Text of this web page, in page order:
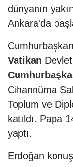
dünyanın
Ankara'da
Vatikan
Cihannüma
Toplum ve
katıldı. Papa
yaptı.
Erdoğan